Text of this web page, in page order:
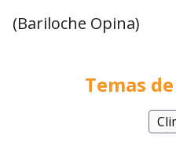
(Bariloche Opina)
Temas